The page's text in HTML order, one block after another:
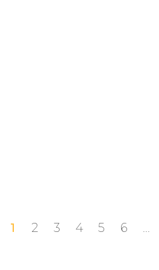
1 2 3 4 5 6 ...